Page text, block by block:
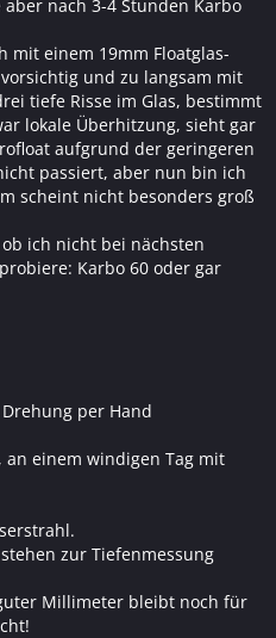
nach 3-4 Stunden Karbo
mit einem 19mm Floatglas-
und zu langsam mit
tiefe Risse im Glas, bestimmt
lokale Überhitzung, sieht gar
aufgrund der geringeren
passiert, aber nun bin ich
scheint nicht besonders groß
ich nicht bei nächsten
Karbo 60 oder gar
per Hand
einem windigen Tag mit
zur Tiefenmessung
Millimeter bleibt noch für